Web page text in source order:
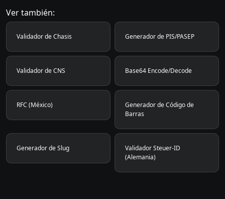
Ver también:
Validador de Chasis Generador de PIS/PASEP
Validador de CNS Base64 Encode/Decode
RFC (México)
Generador de Código de
Barras
Generador de Slug
Validador Steuer-ID
(Alemania)